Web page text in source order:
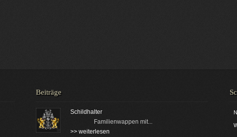
Beiträge
Schildhalter
Familienwappen mit...
>> weiterlesen